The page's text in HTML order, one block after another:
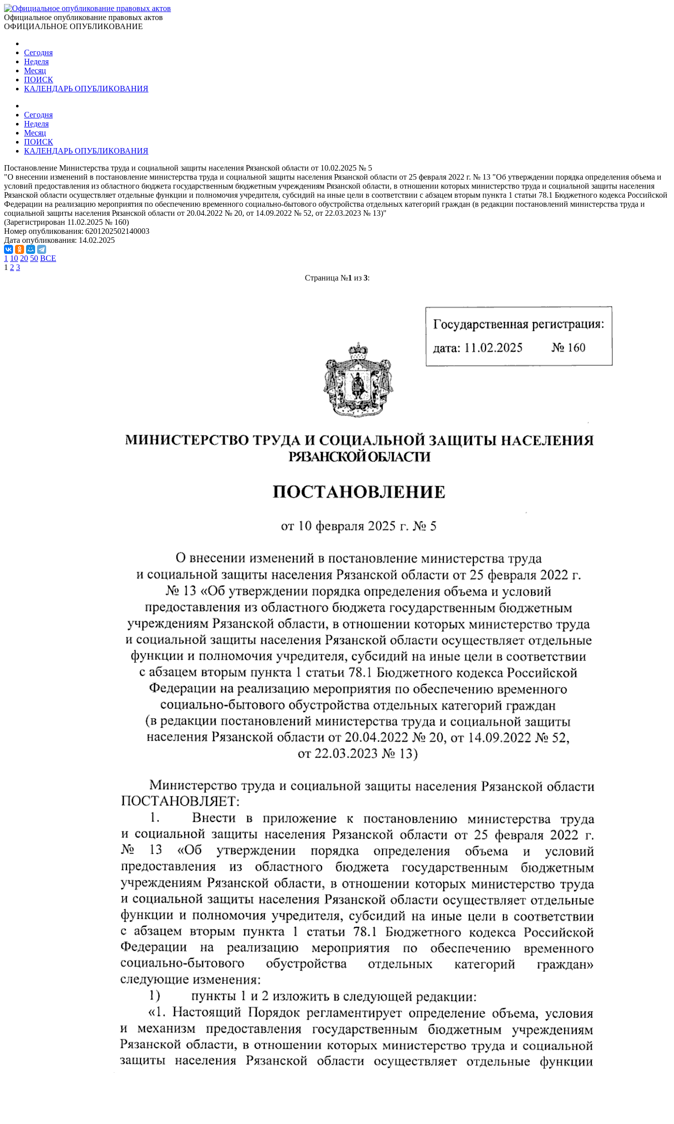
Официальное опубликование правовых актов
ОФИЦИАЛЬНОЕ ОПУБЛИКОВАНИЕ
Сегодня
Неделя
Месяц
ПОИСК
КАЛЕНДАРЬ ОПУБЛИКОВАНИЯ
Сегодня
Неделя
Месяц
ПОИСК
КАЛЕНДАРЬ ОПУБЛИКОВАНИЯ
Постановление Министерства труда и социальной защиты населения Рязанской области от 10.02.2025 № 5
"О внесении изменений в постановление министерства труда и социальной защиты населения Рязанской области от 25 февраля 2022 г. № 13 "Об утверждении порядка определения объема и
условий предоставления из областного бюджета государственным бюджетным учреждениям Рязанской области, в отношении которых министерство труда и социальной защиты населения
Рязанской области осуществляет отдельные функции и полномочия учредителя, субсидий на иные цели в соответствии с абзацем вторым пункта 1 статьи 78.1 Бюджетного кодекса Российской
Федерации на реализацию мероприятия по обеспечению временного социально-бытового обустройства отдельных категорий граждан (в редакции постановлений министерства труда и
социальной защиты населения Рязанской области от 20.04.2022 № 20, от 14.09.2022 № 52, от 22.03.2023 № 13)"
(Зарегистрирован 11.02.2025 № 160)
Номер опубликования: 6201202502140003
Дата опубликования: 14.02.2025
1 10 20 50 ВСЕ
1 2 3
Страница №1 из 3: